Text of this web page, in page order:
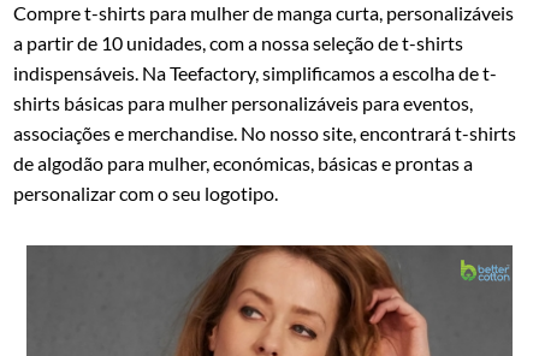
Compre t-shirts para mulher de manga curta, personalizáveis
a partir de 10 unidades, com a nossa seleção de t-shirts
indispensáveis. Na Teefactory, simplificamos a escolha de t-
shirts básicas para mulher personalizáveis para eventos,
associações e merchandise. No nosso site, encontrará t-shirts
de algodão para mulher, económicas, básicas e prontas a
personalizar com o seu logotipo.